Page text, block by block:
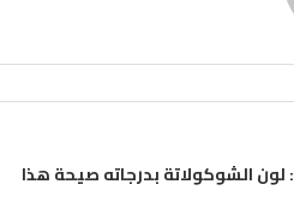
صبغات شعر 2019: لون الشوكولاتة بدرجاته صيحة هذا